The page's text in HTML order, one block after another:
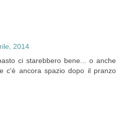
2014
ci starebbero bene... o anche
c'è ancora spazio dopo il pranzo